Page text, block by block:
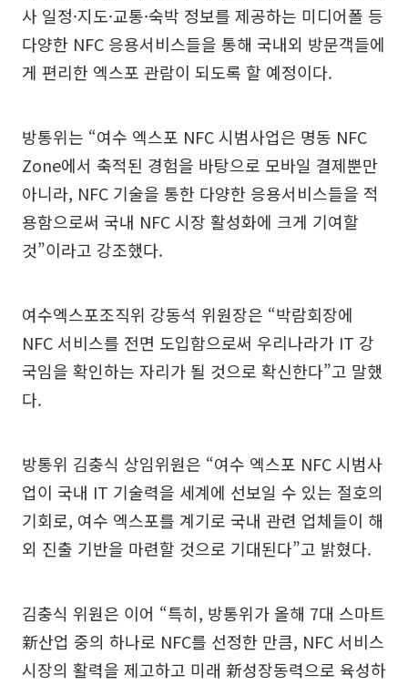
사 일정·지도·교통·숙박 정보를 제공하는 미디어폴 등
다양한 NFC 응용서비스들을 통해 국내외 방문객들에
게 편리한 엑스포 관람이 되도록 할 예정이다.
방통위는 “여수 엑스포 NFC 시범사업은 명동 NFC
Zone에서 축적된 경험을 바탕으로 모바일 결제뿐만
아니라, NFC 기술을 통한 다양한 응용서비스들을 적
용함으로써 국내 NFC 시장 활성화에 크게 기여할
것”이라고 강조했다.
여수엑스포조직위 강동석 위원장은 “박람회장에
NFC 서비스를 전면 도입함으로써 우리나라가 IT 강
국임을 확인하는 자리가 될 것으로 확신한다”고 말했
다.
방통위 김충식 상임위원은 “여수 엑스포 NFC 시범사
업이 국내 IT 기술력을 세계에 선보일 수 있는 절호의
기회로, 여수 엑스포를 계기로 국내 관련 업체들이 해
외 진출 기반을 마련할 것으로 기대된다”고 밝혔다.
김충식 위원은 이어 “특히, 방통위가 올해 7대 스마트
新산업 중의 하나로 NFC를 선정한 만큼, NFC 서비스
시장의 활력을 제고하고 미래 新성장동력으로 육성하